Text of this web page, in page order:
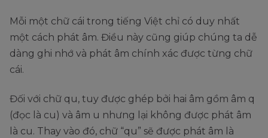
Mỗi một chữ cái trong tiếng Việt chỉ có duy nhất
một cách phát âm. Điều này cũng giúp chúng ta dễ
dàng ghi nhớ và phát âm chính xác được từng chữ
cái.
Đối với chữ qu, tuy được ghép bởi hai âm gồm âm q
(đọc là cu) và âm u nhưng lại không được phát âm
là cu. Thay vào đó, chữ “qu” sẽ được phát âm là